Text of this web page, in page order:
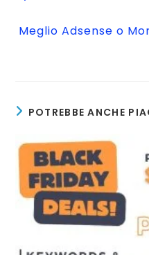
Meglio Adsense o
POTREBBE ANCHE